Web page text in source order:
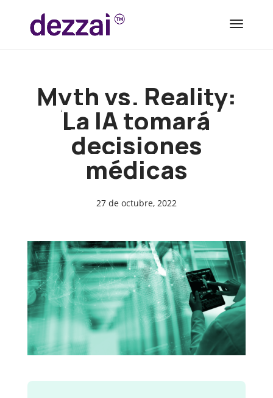
Myth vs. Reality:
La IA tomará
decisiones
médicas
27 de octubre, 2022